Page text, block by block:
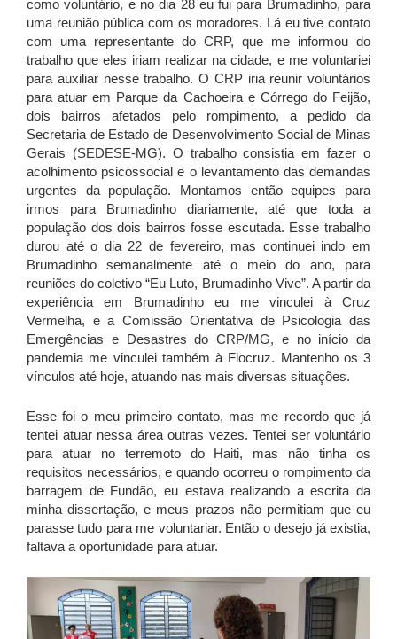
como voluntário, e no dia 28 eu fui para Brumadinho, para
uma reunião pública com os moradores. Lá eu tive contato
com uma representante do CRP, que me informou do
trabalho que eles iriam realizar na cidade, e me voluntariei
para auxiliar nesse trabalho. O CRP iria reunir voluntários
para atuar em Parque da Cachoeira e Córrego do Feijão,
dois bairros afetados pelo rompimento, a pedido da
Secretaria de Estado de Desenvolvimento Social de Minas
Gerais (SEDESE-MG). O trabalho consistia em fazer o
acolhimento psicossocial e o levantamento das demandas
urgentes da população. Montamos então equipes para
irmos para Brumadinho diariamente, até que toda a
população dos dois bairros fosse escutada. Esse trabalho
durou até o dia 22 de fevereiro, mas continuei indo em
Brumadinho semanalmente até o meio do ano, para
reuniões do coletivo “Eu Luto, Brumadinho Vive”. A partir da
experiência em Brumadinho eu me vinculei à Cruz
Vermelha, e a Comissão Orientativa de Psicologia das
Emergências e Desastres do CRP/MG, e no início da
pandemia me vinculei também à Fiocruz. Mantenho os 3
vínculos até hoje, atuando nas mais diversas situações.
Esse foi o meu primeiro contato, mas me recordo que já
tentei atuar nessa área outras vezes. Tentei ser voluntário
para atuar no terremoto do Haiti, mas não tinha os
requisitos necessários, e quando ocorreu o rompimento da
barragem de Fundão, eu estava realizando a escrita da
minha dissertação, e meus prazos não permitiam que eu
parasse tudo para me voluntariar. Então o desejo já existia,
faltava a oportunidade para atuar.